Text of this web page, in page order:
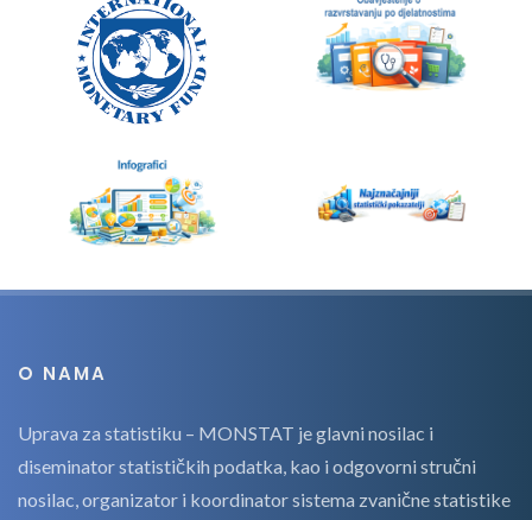
O NAMA
Uprava za statistiku – MONSTAT je glavni nosilac i
diseminator statističkih podatka, kao i odgovorni stručni
nosilac, organizator i koordinator sistema zvanične statistike